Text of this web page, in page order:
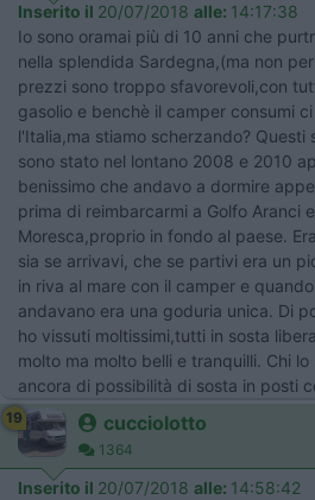
Inserito il 20/07/2018 alle: 14:17:38
Io sono oramai più di 10 anni che
nella splendida Sardegna,(ma non
prezzi sono troppo sfavorevoli,con
gasolio e benchè il camper consumi
l'Italia,ma stiamo scherzando? Questi
sono stato nel lontano 2008 e 2010
benissimo che andavo a dormire
prima di reimbarcarmi a Golfo Aranci
Moresca,proprio in fondo al paese.
sia se arrivavi, che se partivi era un
in riva al mare con il camper e
andavano era una goduria unica. Di
ho vissuti moltissimi,tutti in sosta
molto ma molto belli e tranquilli. Chi
ancora di possibilità di sosta in posti
19 cucciolotto
1364
Inserito il 20/07/2018 alle: 14:58:42